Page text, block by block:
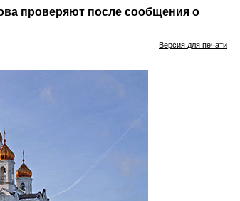
проверяют после сообщения о
Версия для печати